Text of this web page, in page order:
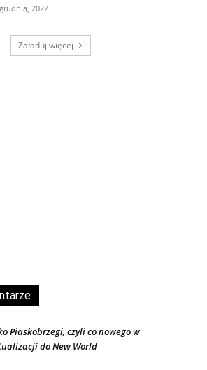
2022
Załaduj więcej
Piaskobrzegi, czyli co nowego w
do New World